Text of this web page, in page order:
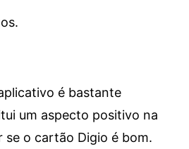
é bastante
um aspecto positivo na
se o cartão Digio é bom.